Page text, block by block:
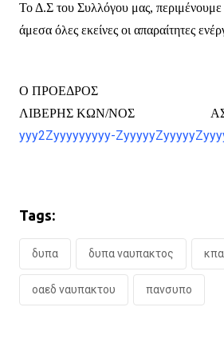
Το Δ.Σ του Συλλόγου μας, περιμένουμε
άμεσα όλες εκείνες οι απαραίτητες
Ο ΠΡΟΕΔΡΟΣ Ο
ΛΙΒΕΡΗΣ ΚΩΝ/ΝΟΣ
yyy2Zyyyyyyyyy-
Tags:
δυπα δυπα ναυπακτος
οαεδ ναυπακτου πανσυπο